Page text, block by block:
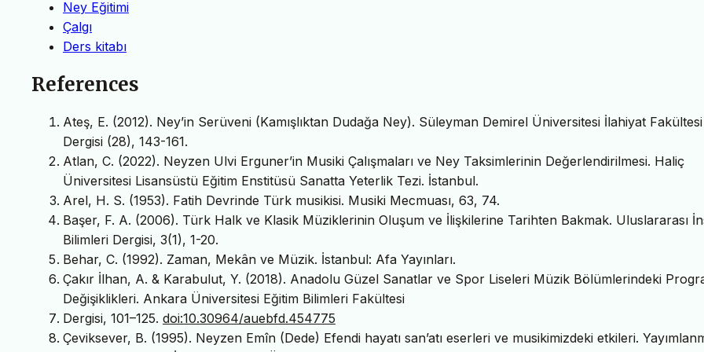
Ney Eğitimi
Çalgı
Ders kitabı
References
Ateş, E. (2012). Ney’in Serüveni (Kamışlıktan Dudağa Ney). Süleyman Demirel Üniversitesi İlahiyat Fakültesi
Dergisi (28), 143-161.
Atlan, C. (2022). Neyzen Ulvi Erguner’in Musiki Çalışmaları ve Ney Taksimlerinin Değerlendirilmesi. Haliç
Üniversitesi Lisansüstü Eğitim Enstitüsü Sanatta Yeterlik Tezi. İstanbul.
Arel, H. S. (1953). Fatih Devrinde Türk musikisi. Musiki Mecmuası, 63, 74.
Başer, F. A. (2006). Türk Halk ve Klasik Müziklerinin Oluşum ve İlişkilerine Tarihten Bakmak. Uluslararası
Bilimleri Dergisi, 3(1), 1-20.
Behar, C. (1992). Zaman, Mekân ve Müzik. İstanbul: Afa Yayınları.
Çakır İlhan, A. & Karabulut, Y. (2018). Anadolu Güzel Sanatlar ve Spor Liseleri Müzik Bölümlerindeki
Değişiklikleri. Ankara Üniversitesi Eğitim Bilimleri Fakültesi
Dergisi, 101–125. doi:10.30964/auebfd.454775
Çeviksever, B. (1995). Neyzen Emîn (Dede) Efendi hayatı san’atı eserleri ve musikimizdeki etkileri.